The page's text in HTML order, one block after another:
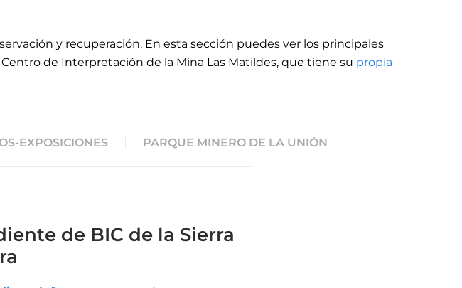
y recuperación. En esta sección puedes ver los principales
de Interpretación de la Mina Las Matildes, que tiene su propia
EXPOSICIONES PARQUE MINERO DE LA UNIÓN
de BIC de la Sierra